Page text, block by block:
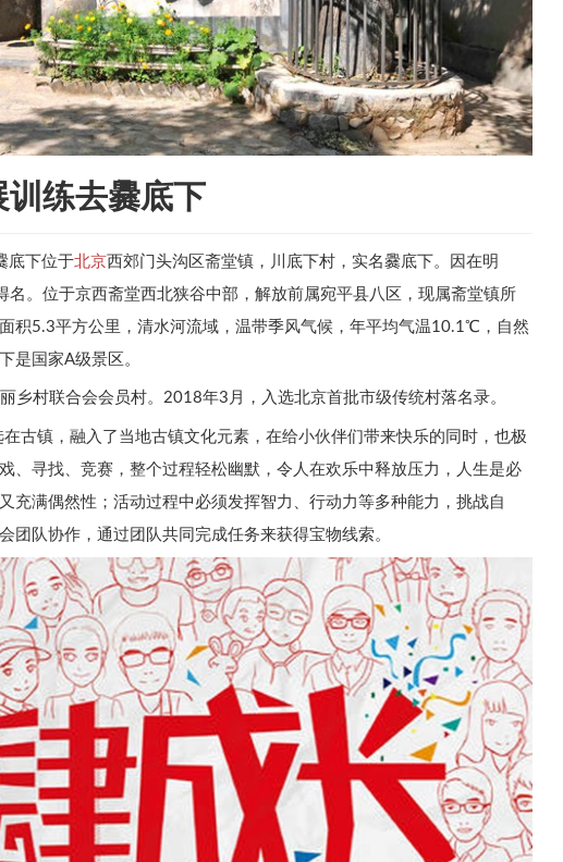
练去爨底下
底下位于北京西郊门头沟区斋堂镇，川底下村，实名爨底下。因在明
名。位于京西斋堂西北狭谷中部，解放前属宛平县八区，现属斋堂镇所
积5.3平方公里，清水河流域，温带季风气候，年平均气温10.1℃，自然
是国家A级景区。
乡村联合会会员村。2018年3月，入选北京首批市级传统村落名录。
古镇，融入了当地古镇文化元素，在给小伙伴们带来快乐的同时，也极
、寻找、竞赛，整个过程轻松幽默，令人在欢乐中释放压力，人生是必
充满偶然性；活动过程中必须发挥智力、行动力等多种能力，挑战自
团队协作，通过团队共同完成任务来获得宝物线索。